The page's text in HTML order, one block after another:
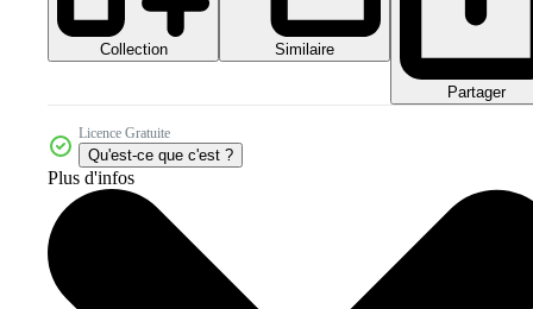
Collection Similaire
Partager
Licence Gratuite
Qu'est-ce que c'est ?
Plus d'infos